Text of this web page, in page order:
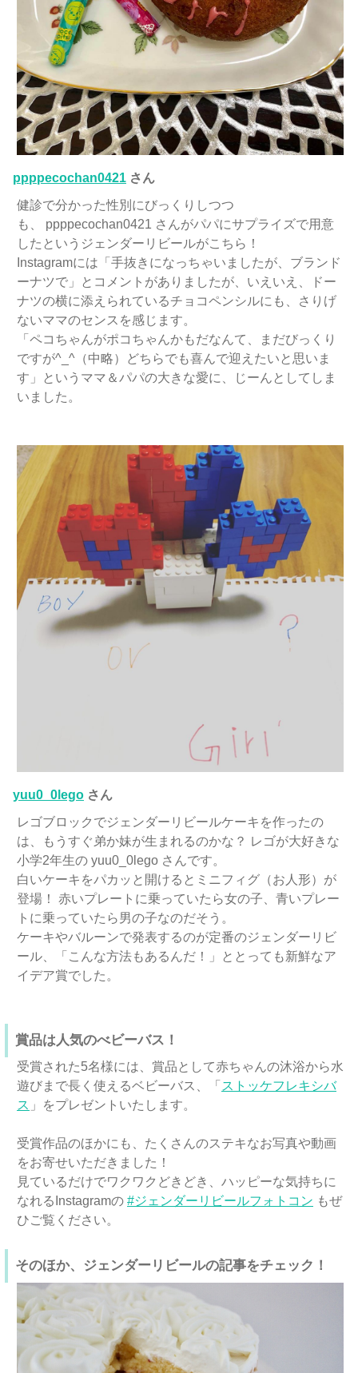
ppppecochan0421 さん
健診で分かった性別にびっくりしつつ
も、 ppppecochan0421 さんがパパにサプライズで用意
したというジェンダーリビールがこちら！
Instagramには「手抜きになっちゃいましたが、ブランド
ーナツで」とコメントがありましたが、いえいえ、ドー
ナツの横に添えられているチョコペンシルにも、さりげ
ないママのセンスを感じます。
「ペコちゃんがポコちゃんかもだなんて、まだびっくり
ですが^_^（中略）どちらでも喜んで迎えたいと思いま
す」というママ＆パパの大きな愛に、じーんとしてしま
いました。
yuu0_0lego さん
レゴブロックでジェンダーリビールケーキを作ったの
は、もうすぐ弟か妹が生まれるのかな？ レゴが大好きな
小学2年生の yuu0_0lego さんです。
白いケーキをパカッと開けるとミニフィグ（お人形）が
登場！ 赤いプレートに乗っていたら女の子、青いプレー
トに乗っていたら男の子なのだそう。
ケーキやバルーンで発表するのが定番のジェンダーリビ
ール、「こんな方法もあるんだ！」ととっても新鮮なア
イデア賞でした。
賞品は人気のべビーバス！
受賞された5名様には、賞品として赤ちゃんの沐浴から水
遊びまで長く使えるベビーバス、「 ストッケフレキシバ
ス 」をプレゼントいたします。
受賞作品のほかにも、たくさんのステキなお写真や動画
をお寄せいただきました！
見ているだけでワクワクどきどき、ハッピーな気持ちに
なれるInstagramの #ジェンダーリビールフォトコン もぜ
ひご覧ください。
そのほか、ジェンダーリビールの記事をチェック！